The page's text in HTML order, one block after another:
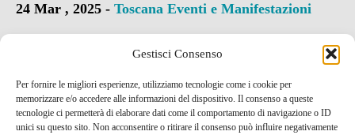
Gestisci Consenso
Per fornire le migliori esperienze, utilizziamo tecnologie come i cookie per
memorizzare e/o accedere alle informazioni del dispositivo. Il consenso a queste
tecnologie ci permetterà di elaborare dati come il comportamento di navigazione o ID
unici su questo sito. Non acconsentire o ritirare il consenso può influire negativamente
24 Mar , 2025 - Toscana Eventi e Manifestazioni